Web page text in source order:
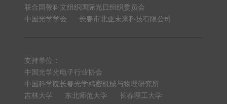
联合国教科文组织国际光日组织委员会
中国光学学会
长春市北亚未来科技有限公司
支持单位：
中国光学光电子行业协会
中国科学院长春光学精密机械与物理研究所
吉林大学
东北师范大学 长春理工大学